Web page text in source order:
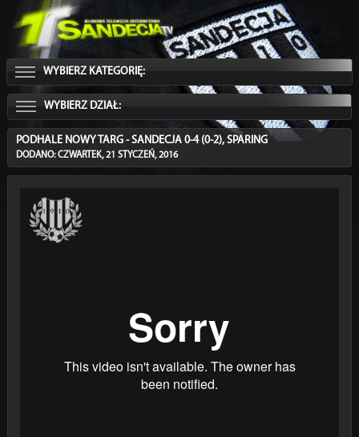
WYBIERZ KATEGORIĘ:
WYBIERZ DZIAŁ:
PODHALE NOWY TARG - SANDECJA 0-4 (0-2), SPARING
DODANO: CZWARTEK, 21 STYCZEŃ, 2016